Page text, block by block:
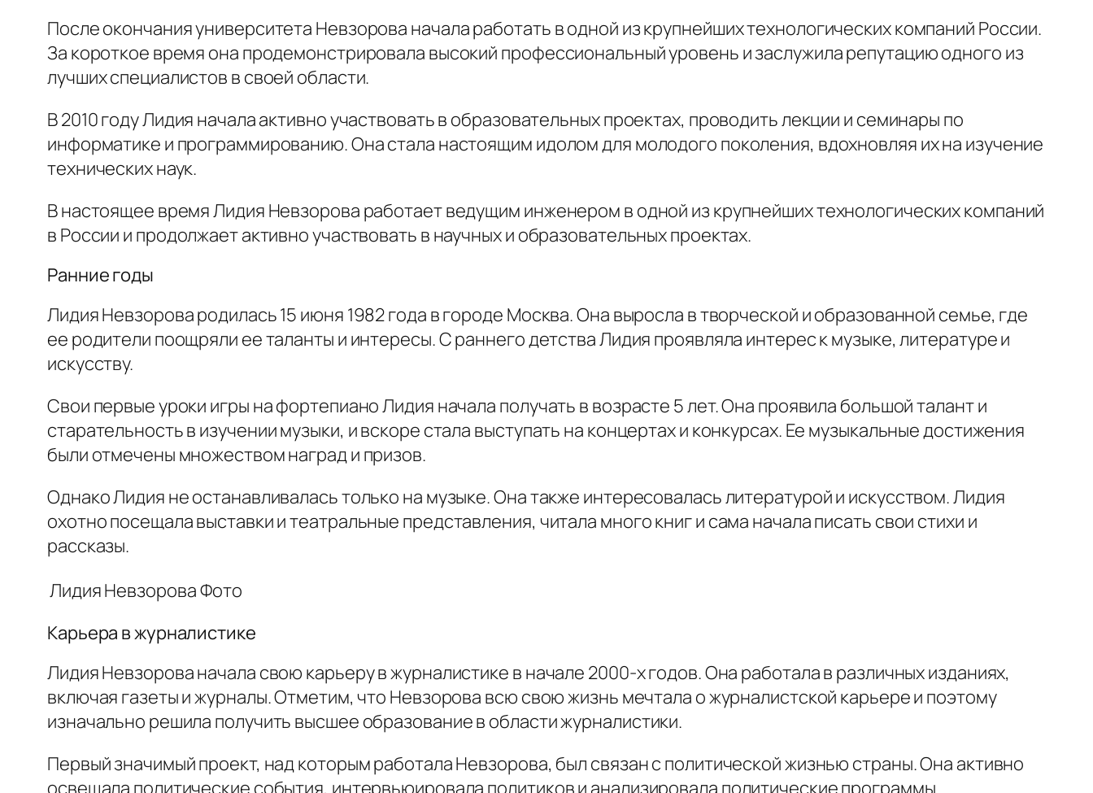
После окончания университета Невзорова начала работать в одной из крупнейших технологических компаний России.
За короткое время она продемонстрировала высокий профессиональный уровень и заслужила репутацию одного из
лучших специалистов в своей области.
В 2010 году Лидия начала активно участвовать в образовательных проектах, проводить лекции и семинары по
информатике и программированию. Она стала настоящим идолом для молодого поколения, вдохновляя их на изучение
технических наук.
В настоящее время Лидия Невзорова работает ведущим инженером в одной из крупнейших технологических компаний
в России и продолжает активно участвовать в научных и образовательных проектах.
Ранние годы
Лидия Невзорова родилась 15 июня 1982 года в городе Москва. Она выросла в творческой и образованной семье, где
ее родители поощряли ее таланты и интересы. С раннего детства Лидия проявляла интерес к музыке, литературе и
искусству.
Свои первые уроки игры на фортепиано Лидия начала получать в возрасте 5 лет. Она проявила большой талант и
старательность в изучении музыки, и вскоре стала выступать на концертах и конкурсах. Ее музыкальные достижения
были отмечены множеством наград и призов.
Однако Лидия не останавливалась только на музыке. Она также интересовалась литературой и искусством. Лидия
охотно посещала выставки и театральные представления, читала много книг и сама начала писать свои стихи и
рассказы.
Лидия НевзороваФото
Карьера в журналистике
Лидия Невзорова начала свою карьеру в журналистике в начале 2000-х годов. Она работала в различных изданиях,
включая газеты и журналы. Отметим, что Невзорова всю свою жизнь мечтала о журналистской карьере и поэтому
изначально решила получить высшее образование в области журналистики.
Первый значимый проект, над которым работала Невзорова, был связан с политической жизнью страны. Она активно